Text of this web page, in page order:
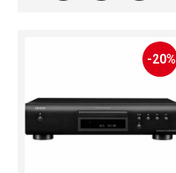
-20%